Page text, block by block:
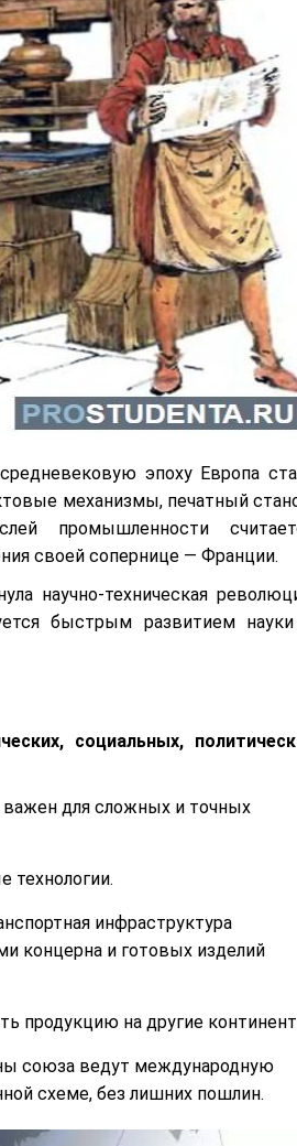
эпоху Европа
механизмы, печатный
промышленности
своей сопернице — Франции.
научно-техническая
быстрым развитием
социальных,
важен для сложных и точных
технологии.
инфраструктура
концерна и готовых изделий
продукцию на другие
союза ведут международную
схеме, без лишних пошлин.